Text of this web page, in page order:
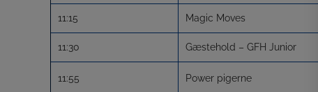
11:15 Magic Moves
11:30 Gæstehold – GFH Junior
11:55 Power pigerne